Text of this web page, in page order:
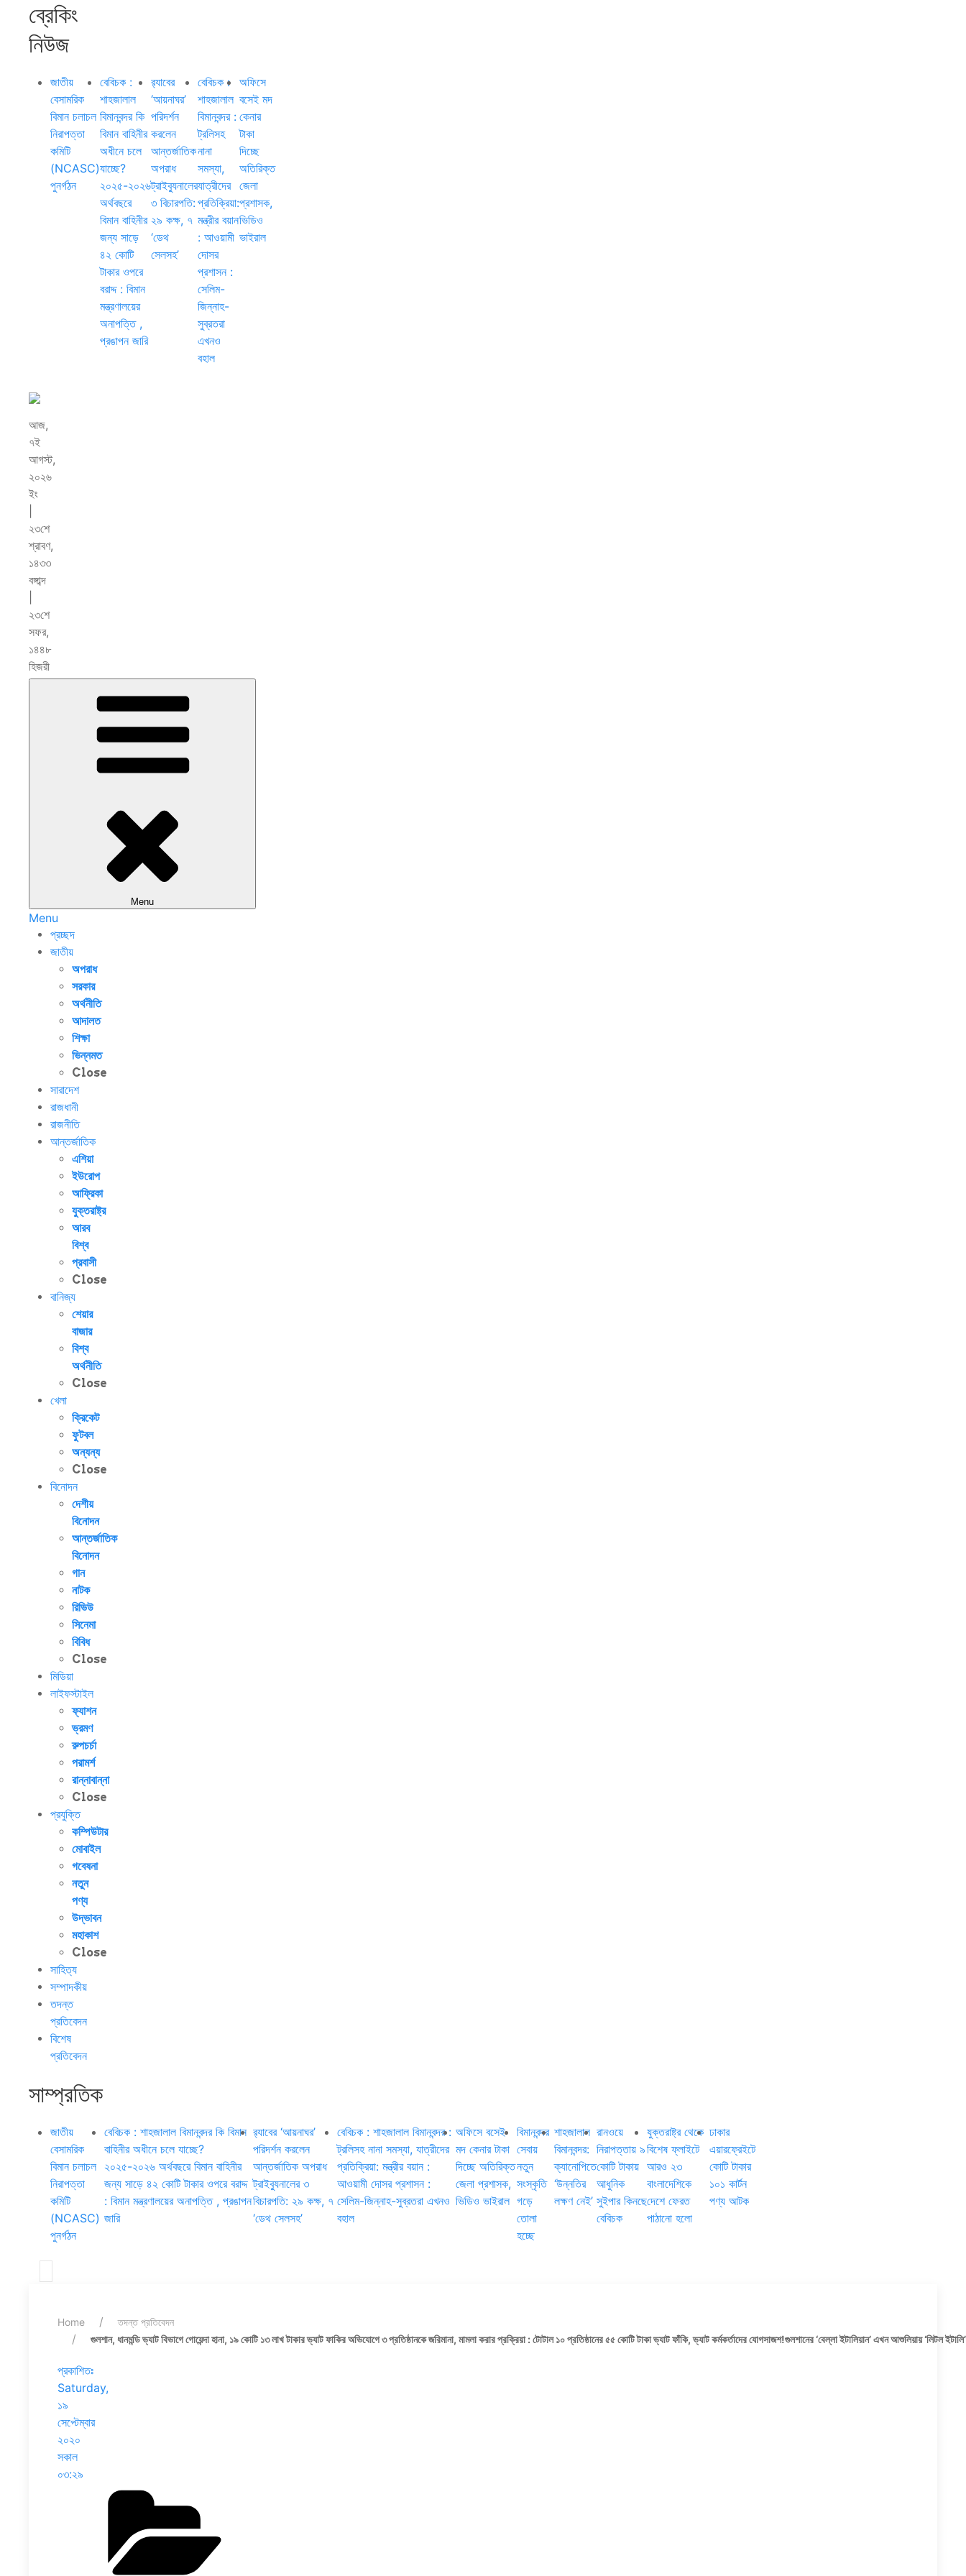
ব্রেকিং
নিউজ
জাতীয়
বেসামরিক
বিমান চলাচল
নিরাপত্তা
কমিটি
(NCASC)
পুনর্গঠন
বেবিচক :
শাহজালাল
বিমানবন্দর কি
বিমান বাহিনীর
অধীনে চলে
যাচ্ছে?
২০২৫-২০২৬
অর্থবছরে
বিমান বাহিনীর
জন্য সাড়ে
৪২ কোটি
টাকার ওপরে
বরাদ্দ : বিমান
মন্ত্রণালয়ের
অনাপত্তি ,
প্রঙাপন জারি
র‍্যাবের
‘আয়নাঘর’
পরিদর্শন
করলেন
আন্তর্জাতিক
অপরাধ
ট্রাইব্যুনালের
৩ বিচারপতি:
২৯ কক্ষ, ৭
‘ডেথ
সেলসহ’
বেবিচক :
শাহজালাল
বিমানবন্দর :
ট্রলিসহ
নানা
সমস্যা,
যাত্রীদের
প্রতিক্রিয়া:
মন্ত্রীর বয়ান
: আওয়ামী
দোসর
প্রশাসন :
সেলিম-
জিন্নাহ-
সুব্রতরা
এখনও
বহাল
অফিসে
বসেই মদ
কেনার
টাকা
দিচ্ছে
অতিরিক্ত
জেলা
প্রশাসক,
ভিডিও
ভাইরাল
আজ,
৭ই
আগস্ট,
২০২৬
ইং
২৩শে
শ্রাবণ,
১৪৩৩
বঙ্গাব্দ
২৩শে
সফর,
১৪৪৮
হিজরী
Menu
Menu
প্রচ্ছদ
জাতীয়
অপরাধ
সরকার
অর্থনীতি
আদালত
শিক্ষা
ভিন্নমত
Close
সারাদেশ
রাজধানী
রাজনীতি
আন্তর্জাতিক
এশিয়া
ইউরোপ
আফ্রিকা
যুক্তরাষ্ট্র
আরব
বিশ্ব
প্রবাসী
Close
বানিজ্য
শেয়ার
বাজার
বিশ্ব
অর্থনীতি
Close
খেলা
ক্রিকেট
ফুটবল
অন্যন্য
Close
বিনোদন
দেশীয়
বিনোদন
আন্তর্জাতিক
বিনোদন
গান
নাটক
রিভিউ
সিনেমা
বিবিধ
Close
মিডিয়া
লাইফস্টাইল
ফ্যাশন
ভ্রমণ
রুপচর্চা
পরামর্শ
রান্নাবান্না
Close
প্রযুক্তি
কম্পিউটার
মোবাইল
গবেষনা
নতুন
পণ্য
উদ্ভাবন
মহাকাশ
Close
সাহিত্য
সম্পাদকীয়
তদন্ত
প্রতিবেদন
বিশেষ
প্রতিবেদন
সাম্প্রতিক
জাতীয়
বেসামরিক
বিমান চলাচল
নিরাপত্তা
কমিটি
(NCASC)
পুনর্গঠন
বেবিচক : শাহজালাল বিমানবন্দর কি বিমান
বাহিনীর অধীনে চলে যাচ্ছে?
২০২৫-২০২৬ অর্থবছরে বিমান বাহিনীর
জন্য সাড়ে ৪২ কোটি টাকার ওপরে বরাদ্দ
: বিমান মন্ত্রণালয়ের অনাপত্তি , প্রঙাপন
জারি
র‍্যাবের ‘আয়নাঘর’
পরিদর্শন করলেন
আন্তর্জাতিক অপরাধ
ট্রাইব্যুনালের ৩
বিচারপতি: ২৯ কক্ষ, ৭
‘ডেথ সেলসহ’
বেবিচক : শাহজালাল বিমানবন্দর :
ট্রলিসহ নানা সমস্যা, যাত্রীদের
প্রতিক্রিয়া: মন্ত্রীর বয়ান :
আওয়ামী দোসর প্রশাসন :
সেলিম-জিন্নাহ-সুব্রতরা এখনও
বহাল
অফিসে বসেই
মদ কেনার টাকা
দিচ্ছে অতিরিক্ত
জেলা প্রশাসক,
ভিডিও ভাইরাল
বিমানবন্দর
সেবায়
নতুন
সংস্কৃতি
গড়ে
তোলা
হচ্ছে
শাহজালাল
বিমানবন্দর:
ক্যানোপিতে
‘উন্নতির
লক্ষণ নেই’
রানওয়ে
নিরাপত্তায় ৯
কোটি টাকায়
আধুনিক
সুইপার কিনছে
বেবিচক
যুক্তরাষ্ট্র থেকে
বিশেষ ফ্লাইটে
আরও ২৩
বাংলাদেশিকে
দেশে ফেরত
পাঠানো হলো
ঢাকার
এয়ারফ্রেইটে
কোটি টাকার
১০১ কার্টন
পণ্য আটক
Home
তদন্ত প্রতিবেদন
গুলশান, ধানমন্ডি ভ্যাট বিভাগে গোয়েন্দা হানা, ১৯ কোটি ১৩ লাখ টাকার ভ্যাট ফাকির অভিযোগে ৩ প্রতিষ্ঠানকে জরিমানা, মামলা করার প্রক্রিয়া : টোটাল ১০ প্রতিষ্ঠানের ৫৫ কোটি টাকা ভ্যাট ফাঁকি, ভ্যাট কর্মকর্তাদের যোগসাজশ!গুলশানের ‘বেল্লা ইটালিয়ান’ এখন আশুলিয়ায় ‘লিটল
প্রকাশিতঃ
Saturday,
১৯
সেপ্টেম্বার
২০২০
সকাল
০৩:২৯